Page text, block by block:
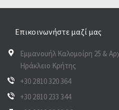
Επικοινωνήστε μαζί μας
Εμμανουήλ Καλομοίρη 25 &
Ηράκλειο Κρήτης
+30 2810 320 364
+30 2810 233 344